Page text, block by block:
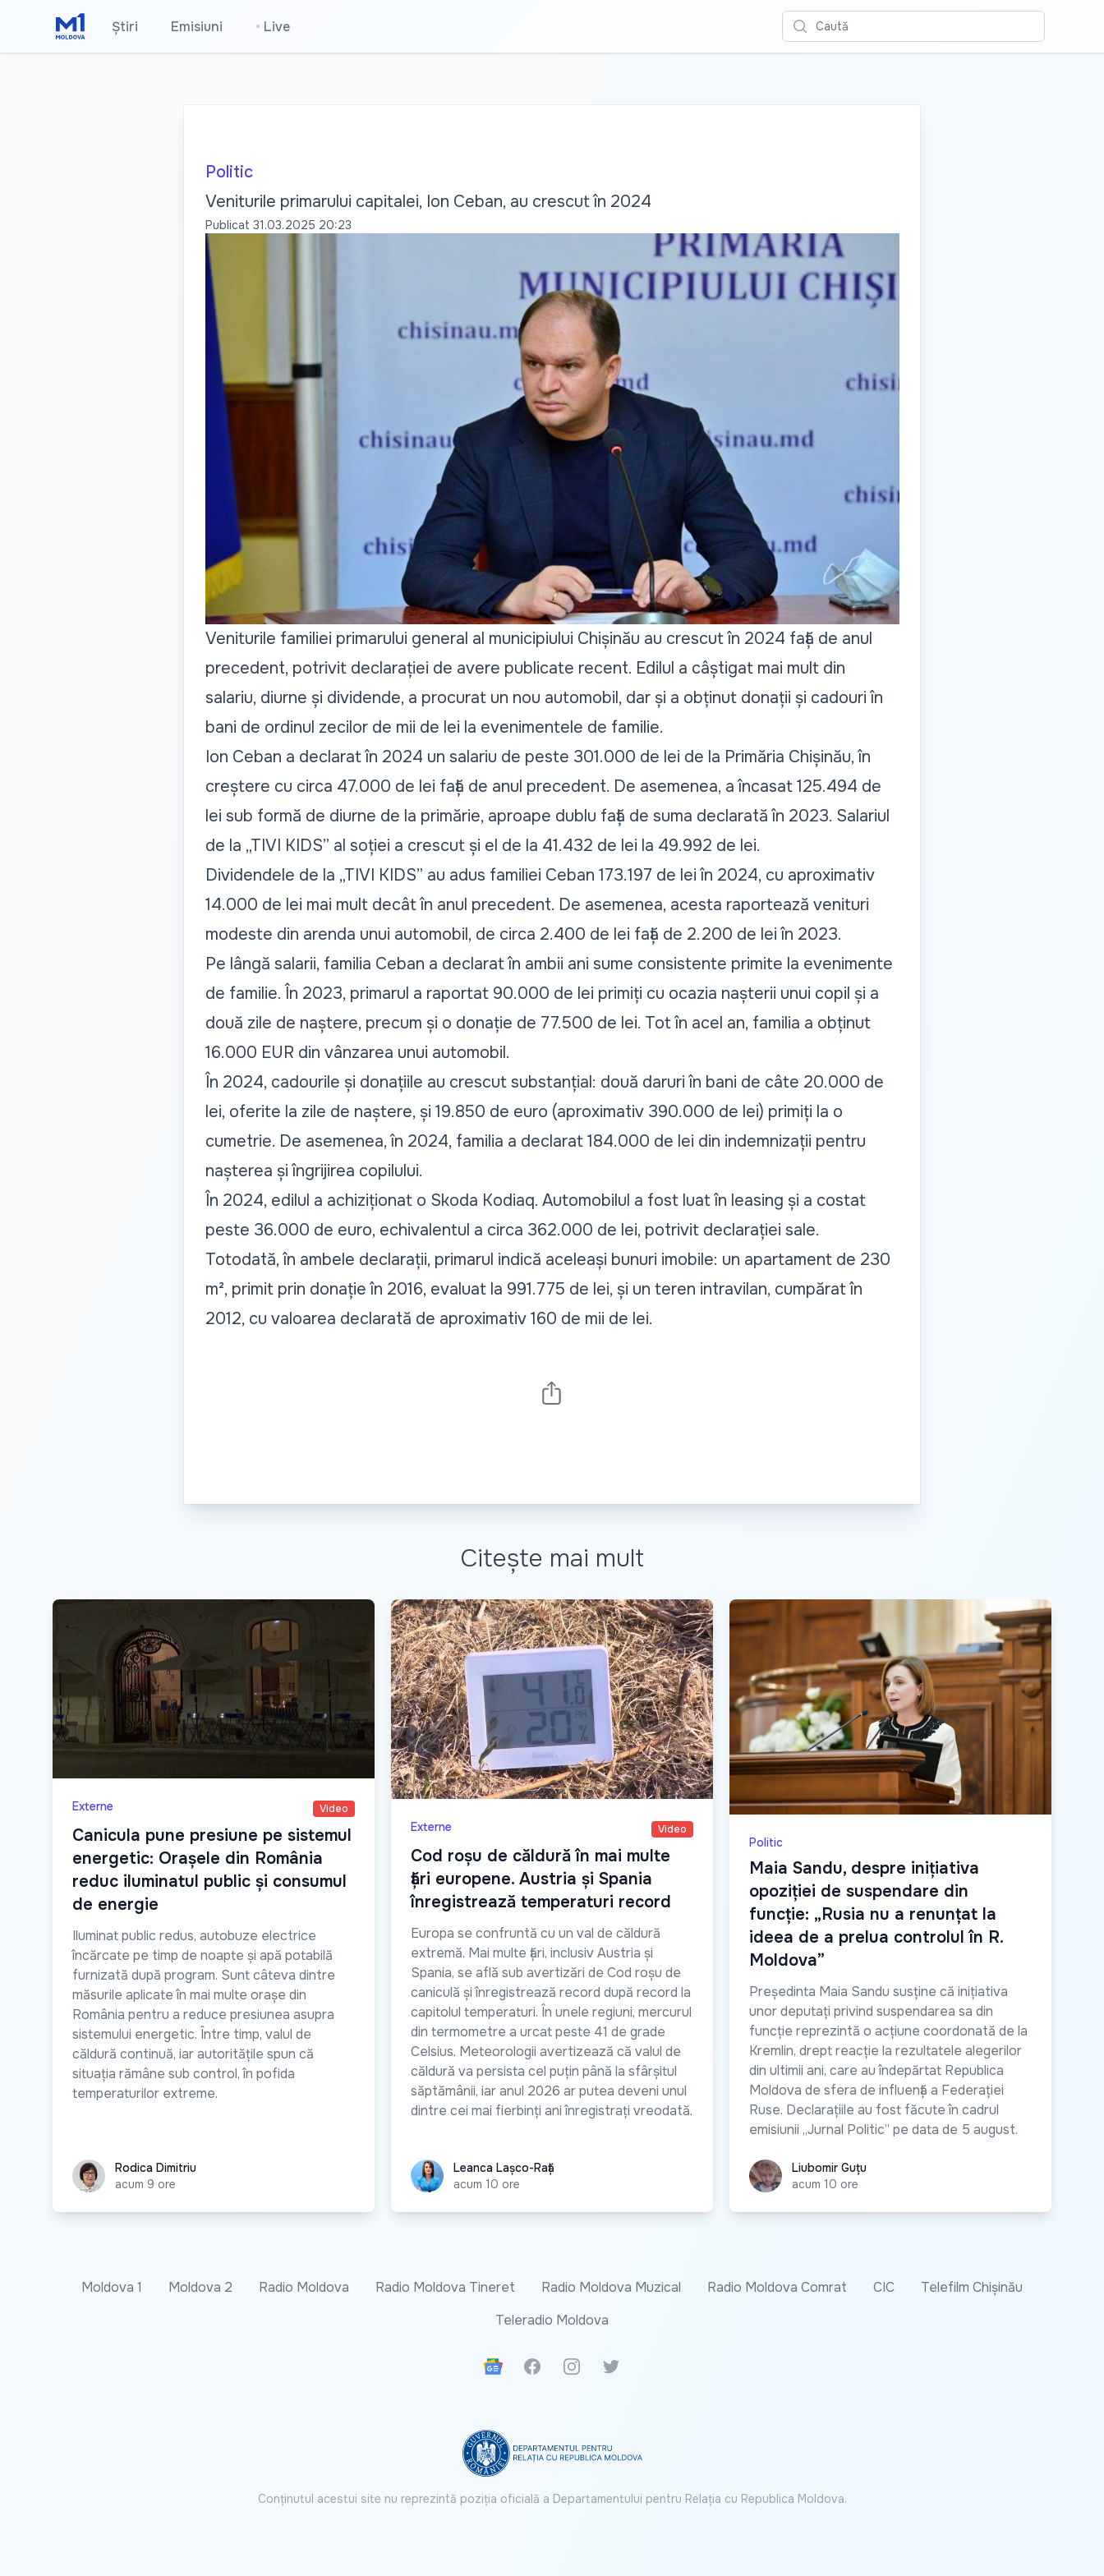
Știri Emisiuni • Live Caută
Politic
Veniturile primarului capitalei, Ion Ceban, au crescut în 2024
Publicat 31.03.2025 20:23
Veniturile familiei primarului general al municipiului Chișinău au crescut în 2024 față de anul
precedent, potrivit declarației de avere publicate recent. Edilul a câștigat mai mult din
salariu, diurne și dividende, a procurat un nou automobil, dar și a obținut donații și cadouri în
bani de ordinul zecilor de mii de lei la evenimentele de familie.
Ion Ceban a declarat în 2024 un salariu de peste 301.000 de lei de la Primăria Chișinău, în
creștere cu circa 47.000 de lei față de anul precedent. De asemenea, a încasat 125.494 de
lei sub formă de diurne de la primărie, aproape dublu față de suma declarată în 2023. Salariul
de la „TIVI KIDS” al soției a crescut și el de la 41.432 de lei la 49.992 de lei.
Dividendele de la „TIVI KIDS” au adus familiei Ceban 173.197 de lei în 2024, cu aproximativ
14.000 de lei mai mult decât în anul precedent. De asemenea, acesta raportează venituri
modeste din arenda unui automobil, de circa 2.400 de lei față de 2.200 de lei în 2023.
Pe lângă salarii, familia Ceban a declarat în ambii ani sume consistente primite la evenimente
de familie. În 2023, primarul a raportat 90.000 de lei primiți cu ocazia nașterii unui copil și a
două zile de naștere, precum și o donație de 77.500 de lei. Tot în acel an, familia a obținut
16.000 EUR din vânzarea unui automobil.
În 2024, cadourile și donațiile au crescut substanțial: două daruri în bani de câte 20.000 de
lei, oferite la zile de naștere, și 19.850 de euro (aproximativ 390.000 de lei) primiți la o
cumetrie. De asemenea, în 2024, familia a declarat 184.000 de lei din indemnizații pentru
nașterea și îngrijirea copilului.
În 2024, edilul a achiziționat o Skoda Kodiaq. Automobilul a fost luat în leasing și a costat
peste 36.000 de euro, echivalentul a circa 362.000 de lei, potrivit declarației sale.
Totodată, în ambele declarații, primarul indică aceleași bunuri imobile: un apartament de 230
m², primit prin donație în 2016, evaluat la 991.775 de lei, și un teren intravilan, cumpărat în
2012, cu valoarea declarată de aproximativ 160 de mii de lei.
Citește mai mult
Externe Video
Canicula pune presiune pe sistemul
energetic: Orașele din România
reduc iluminatul public și consumul
de energie
Iluminat public redus, autobuze electrice
încărcate pe timp de noapte și apă potabilă
furnizată după program. Sunt câteva dintre
măsurile aplicate în mai multe orașe din
România pentru a reduce presiunea asupra
sistemului energetic. Între timp, valul de
căldură continuă, iar autoritățile spun că
situația rămâne sub control, în pofida
temperaturilor extreme.
Rodica Dimitriu
Rodica Dimitriu
acum 9 ore
Externe Video
Cod roșu de căldură în mai multe
țări europene. Austria și Spania
înregistrează temperaturi record
Europa se confruntă cu un val de căldură
extremă. Mai multe țări, inclusiv Austria și
Spania, se află sub avertizări de Cod roșu de
caniculă și înregistrează record după record la
capitolul temperaturi. În unele regiuni, mercurul
din termometre a urcat peste 41 de grade
Celsius. Meteorologii avertizează că valul de
căldură va persista cel puțin până la sfârșitul
săptămânii, iar anul 2026 ar putea deveni unul
dintre cei mai fierbinți ani înregistrați vreodată.
Leanca Lașco-Rață
Leanca Lașco-Rață
acum 10 ore
Politic
Maia Sandu, despre inițiativa
opoziției de suspendare din
funcție: „Rusia nu a renunțat la
ideea de a prelua controlul în R.
Moldova”
Președinta Maia Sandu susține că inițiativa
unor deputați privind suspendarea sa din
funcție reprezintă o acțiune coordonată de la
Kremlin, drept reacție la rezultatele alegerilor
din ultimii ani, care au îndepărtat Republica
Moldova de sfera de influență a Federației
Ruse. Declarațiile au fost făcute în cadrul
emisiunii „Jurnal Politic” pe data de 5 august.
Liubomir Guțu
Liubomir Guțu
acum 10 ore
Moldova 1 Moldova 2 Radio Moldova Radio Moldova Tineret Radio Moldova Muzical Radio Moldova Comrat CIC
Telefilm Chișinău
Teleradio Moldova
Google News
FacebookInstagramTwitter
Conținutul acestui site nu reprezintă poziția oficială a Departamentului pentru Relația cu Republica Moldova.